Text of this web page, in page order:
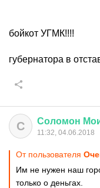
бойкот УГМК!!!!
губернатора в
С Соломон
11:32, 04.06.2018
От пользователя
Им не нужен наш
только о деньгах.